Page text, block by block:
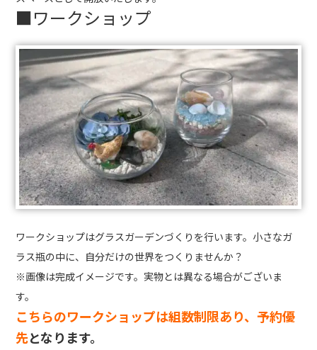
■ワークショップ
ワークショップはグラスガーデンづくりを行います。小さなガ
ラス瓶の中に、自分だけの世界をつくりませんか？
※画像は完成イメージです。実物とは異なる場合がございま
す。
こちらのワークショップは組数制限あり、予約優
先となります。